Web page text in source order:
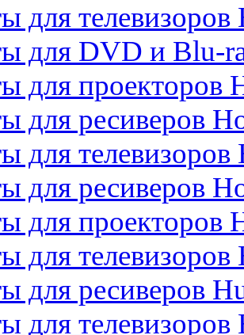
для телевизоров
для DVD и Blu-
для проекторов
для ресиверов
для
для ресиверов
для проекторов
для телевизоров
для ресиверов
для